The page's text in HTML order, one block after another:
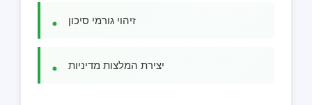
זיהוי גורמי סיכון
יצירת המלצות מדיניות